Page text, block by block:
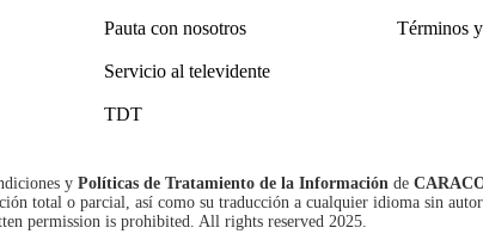
Pauta con nosotros
Servicio al televidente
TDT
Términos
y Políticas de Tratamiento de la Información de
total o parcial, así como su traducción a cualquier idioma sin
permission is prohibited. All rights reserved 2025.